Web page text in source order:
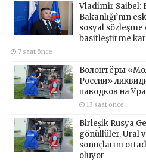
Vladimir Saibel:
Bakanlığı’nın
sosyal
basitleştirme
7 saat önce
Волонтёры
России»
паводков на
13 saat önce
Birleşik Rusya
gönüllüler, Ural
sonuçlarını
oluyor